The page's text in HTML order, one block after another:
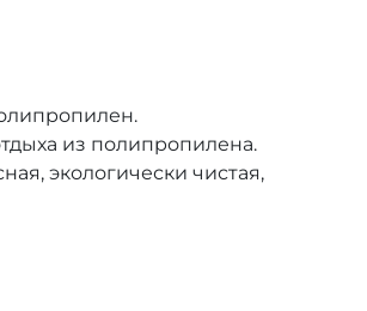
из полипропилена.
экологически чистая,